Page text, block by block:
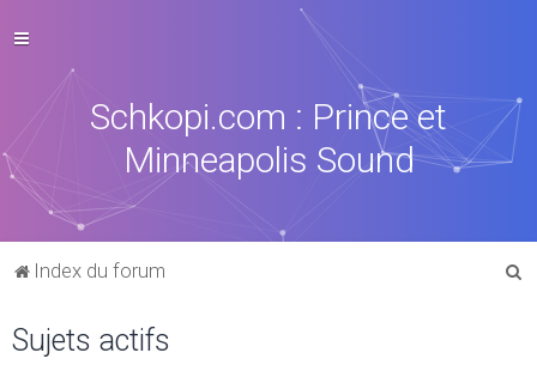
Schkopi.com : Prince et
Minneapolis Sound
Index du forum
Sujets actifs